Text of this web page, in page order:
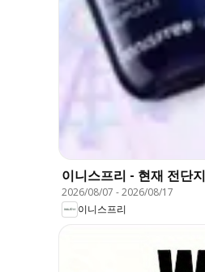
이니스프리 - 현재 전단지
2026/08/07 -2026/08/17
이니스프리